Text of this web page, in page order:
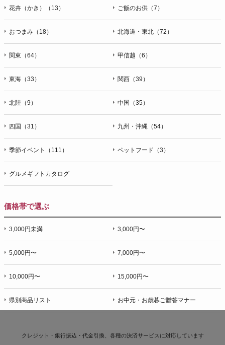
花卉（かき）（13） ご飯のお供（7）
おつまみ（18） 北海道・東北（72）
関東（64） 甲信越（6）
東海（33） 関西（39）
北陸（9） 中国（35）
四国（31） 九州・沖縄（54）
季節イベント（111） ペットフード（3）
グルメギフトカタログ
価格帯で選ぶ
3,000円未満 3,000円〜
5,000円〜 7,000円〜
10,000円〜 15,000円〜
県別商品リスト お中元・お歳暮ご贈答マナー
クレジット・銀行振込・代金引換、各種の決済サービスに対応しています